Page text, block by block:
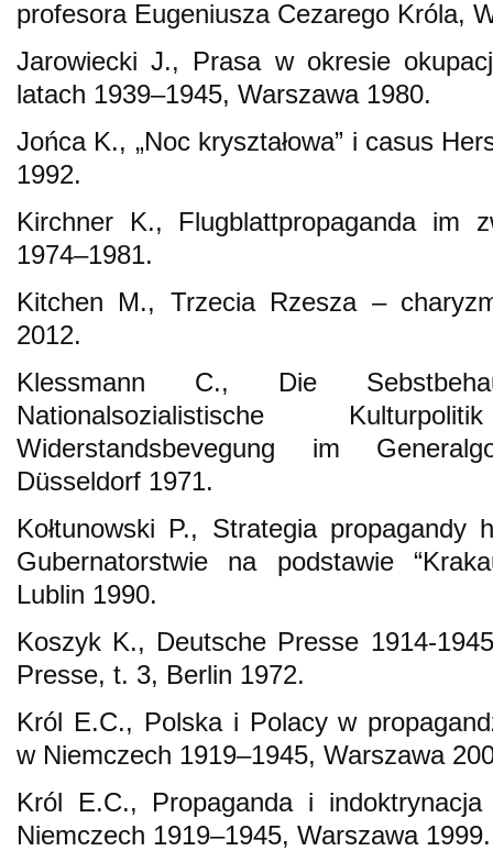
profesora Eugeniusza Cezarego Króla,
Jarowiecki J., Prasa w okresie
latach 1939–1945, Warszawa 1980.
Jońca K., „Noc kryształowa” i casus
1992.
Kirchner K., Flugblattpropaganda im
1974–1981.
Kitchen M., Trzecia Rzesza –
2012.
Klessmann C., Die
Nationalsozialistische
Widerstandsbevegung im
Düsseldorf 1971.
Kołtunowski P., Strategia propagandy
Gubernatorstwie na podstawie
Lublin 1990.
Koszyk K., Deutsche Presse 1914-
Presse, t. 3, Berlin 1972.
Król E.C., Polska i Polacy w
w Niemczech 1919–1945, Warszawa
Król E.C., Propaganda i
Niemczech 1919–1945, Warszawa 1999.